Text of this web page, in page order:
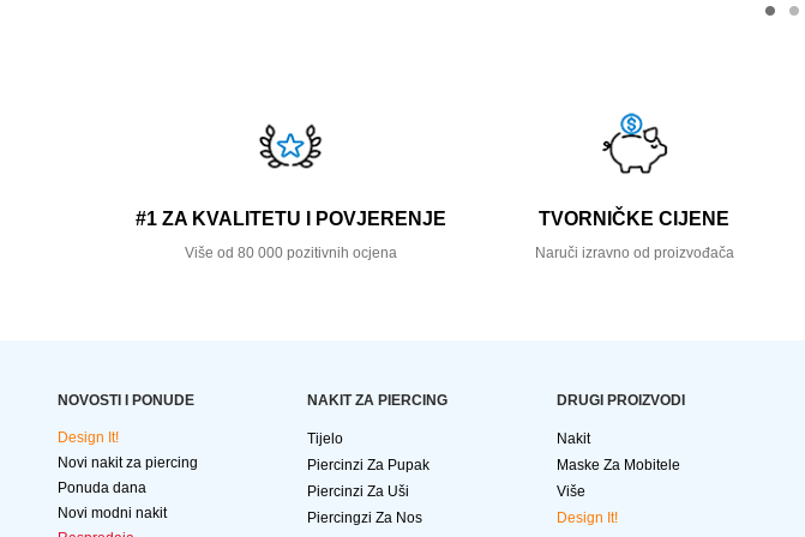
#1 ZA KVALITETU I POVJERENJE
Više od 80 000 pozitivnih ocjena
TVORNIČKE CIJENE
Naruči izravno od proizvođača
NOVOSTI I PONUDE
Design It!
Novi nakit za piercing
Ponuda dana
Novi modni nakit
NAKIT ZA PIERCING
Tijelo
Piercinzi Za Pupak
Piercinzi Za Uši
Piercingzi Za Nos
DRUGI PROIZVODI
Nakit
Maske Za Mobitele
Više
Design It!